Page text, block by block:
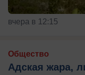
вчера в 12:15
Общество
Адская жара,